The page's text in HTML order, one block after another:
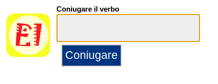
Coniugare il verbo